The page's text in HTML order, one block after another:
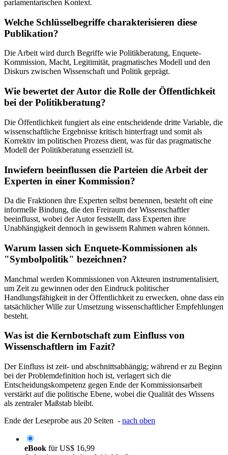
parlamentarischen Kontext.
Welche Schlüsselbegriffe charakterisieren diese
Publikation?
Die Arbeit wird durch Begriffe wie Politikberatung, Enquete-
Kommission, Macht, Legitimität, pragmatisches Modell und den
Diskurs zwischen Wissenschaft und Politik geprägt.
Wie bewertet der Autor die Rolle der Öffentlichkeit
bei der Politikberatung?
Die Öffentlichkeit fungiert als eine entscheidende dritte Variable, die
wissenschaftliche Ergebnisse kritisch hinterfragt und somit als
Korrektiv im politischen Prozess dient, was für das pragmatische
Modell der Politikberatung essenziell ist.
Inwiefern beeinflussen die Parteien die Arbeit der
Experten in einer Kommission?
Da die Fraktionen ihre Experten selbst benennen, besteht oft eine
informelle Bindung, die den Freiraum der Wissenschaftler
beeinflusst, wobei der Autor feststellt, dass Experten ihre
Unabhängigkeit dennoch in gewissem Rahmen wahren können.
Warum lassen sich Enquete-Kommissionen als
"Symbolpolitik" bezeichnen?
Manchmal werden Kommissionen von Akteuren instrumentalisiert,
um Zeit zu gewinnen oder den Eindruck politischer
Handlungsfähigkeit in der Öffentlichkeit zu erwecken, ohne dass ein
tatsächlicher Wille zur Umsetzung wissenschaftlicher Empfehlungen
besteht.
Was ist die Kernbotschaft zum Einfluss von
Wissenschaftlern im Fazit?
Der Einfluss ist zeit- und abschnittsabhängig; während er zu Beginn
bei der Problemdefinition hoch ist, verlagert sich die
Entscheidungskompetenz gegen Ende der Kommissionsarbeit
verstärkt auf die politische Ebene, wobei die Qualität des Wissens
als zentraler Maßstab bleibt.
Ende der Leseprobe aus 20 Seiten - nach oben
eBook fürUS$ 16,99